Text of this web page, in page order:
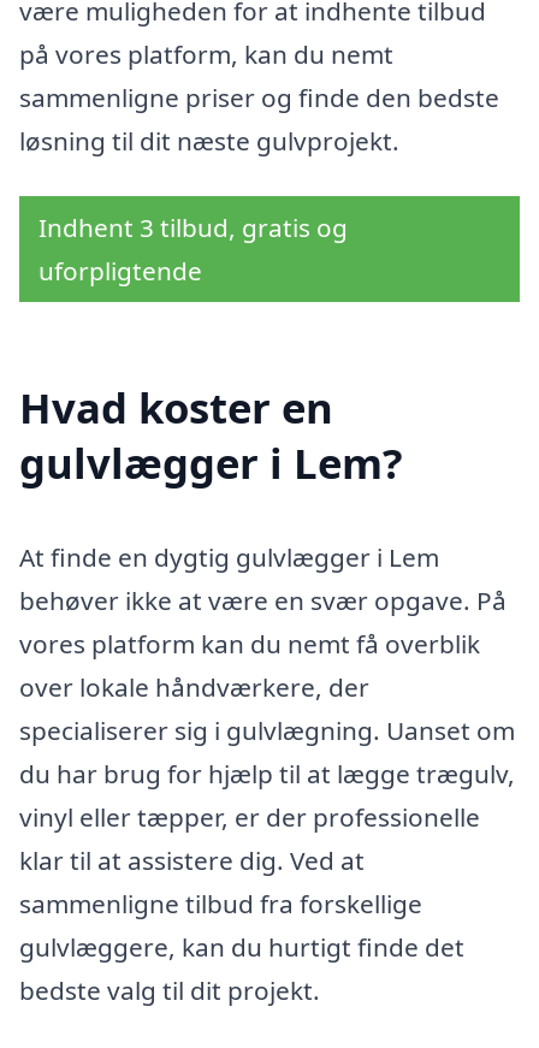
være muligheden for at indhente tilbud
på vores platform, kan du nemt
sammenligne priser og finde den bedste
løsning til dit næste gulvprojekt.
Indhent 3 tilbud, gratis og
uforpligtende
Hvad koster en
gulvlægger i Lem?
At finde en dygtig gulvlægger i Lem
behøver ikke at være en svær opgave. På
vores platform kan du nemt få overblik
over lokale håndværkere, der
specialiserer sig i gulvlægning. Uanset om
du har brug for hjælp til at lægge trægulv,
vinyl eller tæpper, er der professionelle
klar til at assistere dig. Ved at
sammenligne tilbud fra forskellige
gulvlæggere, kan du hurtigt finde det
bedste valg til dit projekt.